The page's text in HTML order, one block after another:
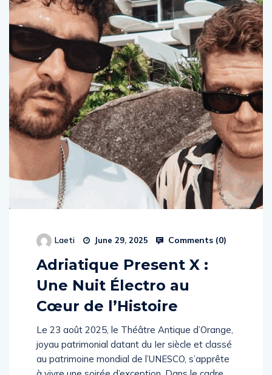
Laeti June 29, 2025 Comments (0)
Adriatique Present X :
Une Nuit Électro au
Cœur de l’Histoire
Le 23 août 2025, le Théâtre Antique d’Orange,
joyau patrimonial datant du Ier siècle et classé
au patrimoine mondial de l’UNESCO, s’apprête